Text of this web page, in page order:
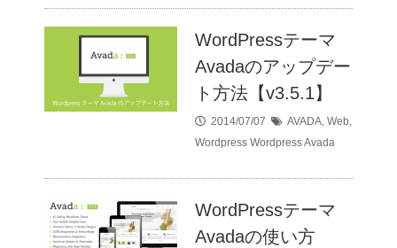
WordPressテーマ
Avadaのアップデー
ト方法【v3.5.1】
2014/07/07 AVADA, Web,
Wordpress Wordpress Avada
WordPressテーマ
Avadaの使い方